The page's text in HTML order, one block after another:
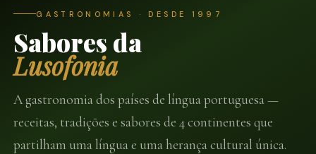
GASTRONOMIAS · DESDE 1997
Sabores da
Lusofonia
A gastronomia dos países de língua portuguesa —
receitas, tradições e sabores de 4 continentes que
partilham uma língua e uma herança cultural única.